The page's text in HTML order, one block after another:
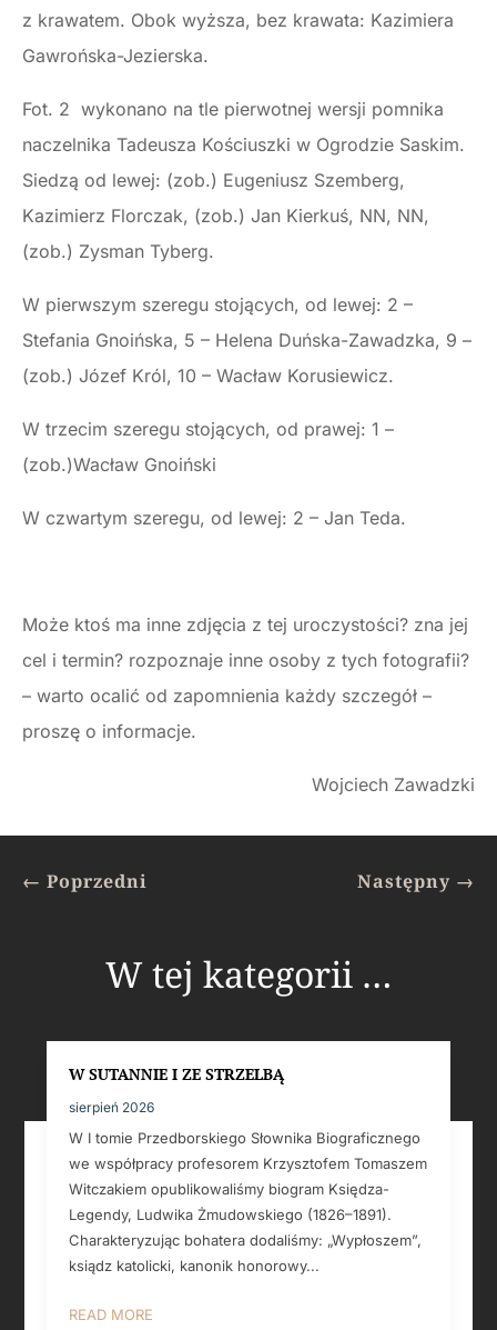
z krawatem. Obok wyższa, bez krawata: Kazimiera
Gawrońska-Jezierska.
Fot. 2 wykonano na tle pierwotnej wersji pomnika
naczelnika Tadeusza Kościuszki w Ogrodzie Saskim.
Siedzą od lewej: (zob.) Eugeniusz Szemberg,
Kazimierz Florczak, (zob.) Jan Kierkuś, NN, NN,
(zob.) Zysman Tyberg.
W pierwszym szeregu stojących, od lewej: 2 –
Stefania Gnoińska, 5 – Helena Duńska-Zawadzka, 9 –
(zob.) Józef Król, 10 – Wacław Korusiewicz.
W trzecim szeregu stojących, od prawej: 1 –
(zob.)Wacław Gnoiński
W czwartym szeregu, od lewej: 2 – Jan Teda.
Może ktoś ma inne zdjęcia z tej uroczystości? zna jej
cel i termin? rozpoznaje inne osoby z tych fotografii?
– warto ocalić od zapomnienia każdy szczegół –
proszę o informacje.
Wojciech Zawadzki
← Poprzedni Następny →
W tej kategorii …
W SUTANNIE I ZE STRZELBĄ
sierpień 2026
W I tomie Przedborskiego Słownika Biograficznego
we współpracy profesorem Krzysztofem Tomaszem
Witczakiem opublikowaliśmy biogram Księdza-
Legendy, Ludwika Żmudowskiego (1826–1891).
Charakteryzując bohatera dodaliśmy: „Wypłoszem”,
ksiądz katolicki, kanonik honorowy...
READ MORE